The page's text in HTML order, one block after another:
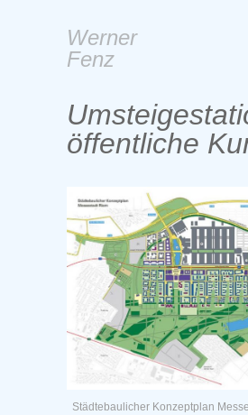
Werner
Fenz
Springe
zum
öffentliche
Städtebaulicher Konzeptplan